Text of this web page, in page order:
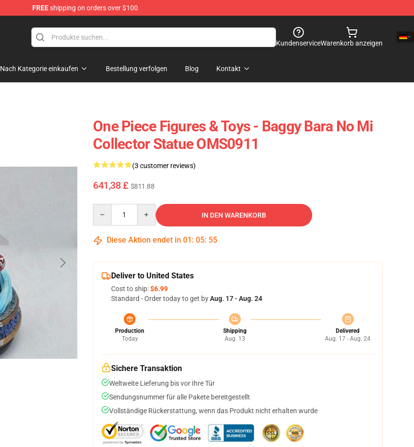
FREEshipping on orders over $100
KundenserviceWarenkorb anzeigen
Nach Kategorie einkaufen Bestellung verfolgen Blog Kontakt
One Piece Figures & Toys - Baggy Bara No Mi
Collector Statue OMS0911
(3 customer reviews)
641,38 £ $811.88
IN DEN WARENKORB
Diese Aktion endet in 01 : 05: 55
Deliver to United States
Cost to ship:$6.99
Standard - Order today to get byAug. 17 - Aug. 24
Production
Today
Shipping
Aug. 13
Delivered
Aug. 17 - Aug. 24
Sichere Transaktion
Weltweite Lieferung bis vor Ihre Tür
Sendungsnummer für alle Pakete bereitgestellt
Vollständige Rückerstattung, wenn das Produkt nicht erhalten wurde